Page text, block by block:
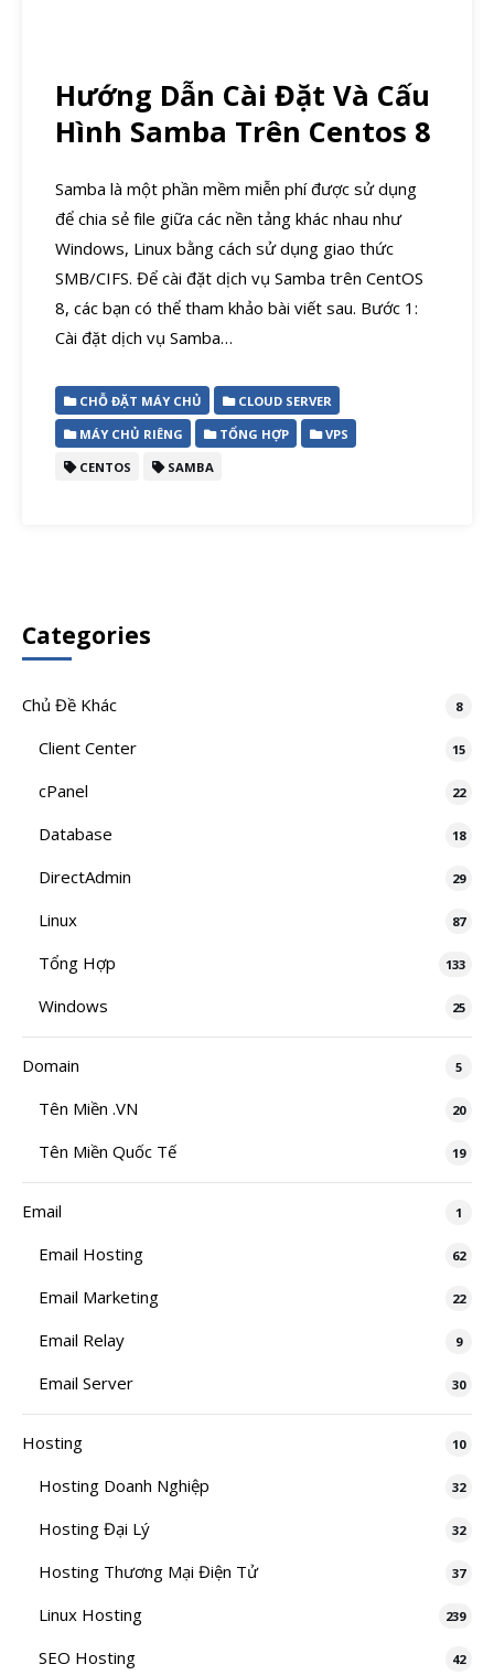
Hướng Dẫn Cài Đặt Và Cấu
Hình Samba Trên Centos 8
Samba là một phần mềm miễn phí được sử dụng
để chia sẻ file giữa các nền tảng khác nhau như
Windows, Linux bằng cách sử dụng giao thức
SMB/CIFS. Để cài đặt dịch vụ Samba trên CentOS
8, các bạn có thể tham khảo bài viết sau. Bước 1:
Cài đặt dịch vụ Samba…
CHỖ ĐẶT MÁY CHỦ
CLOUD SERVER
MÁY CHỦ RIÊNG
TỔNG HỢP
VPS
CENTOS
SAMBA
Categories
Chủ Đề Khác 8
Client Center 15
cPanel 22
Database 18
DirectAdmin 29
Linux 87
Tổng Hợp 133
Windows 25
Domain 5
Tên Miền .VN 20
Tên Miền Quốc Tế 19
Email 1
Email Hosting 62
Email Marketing 22
Email Relay 9
Email Server 30
Hosting 10
Hosting Doanh Nghiệp 32
Hosting Đại Lý 32
Hosting Thương Mại Điện Tử 37
Linux Hosting 239
SEO Hosting 42